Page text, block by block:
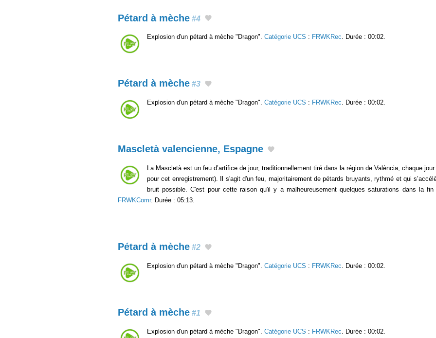
Pétard à mèche #4
Explosion d'un pétard à mèche "Dragon". Catégorie UCS : FRWKRec. Durée : 00:02.
Pétard à mèche #3
Explosion d'un pétard à mèche "Dragon". Catégorie UCS : FRWKRec. Durée : 00:02.
Mascletà valencienne, Espagne
La Mascletà est un feu d’artifice de jour, traditionnellement tiré dans la région de València, chaque
pour cet enregistrement). Il s'agit d'un feu, majoritairement de pétards bruyants, rythmé et qui
bruit possible. C'est pour cette raison qu'il y a malheureusement quelques saturations dans la fin
FRWKComr. Durée : 05:13.
Pétard à mèche #2
Explosion d'un pétard à mèche "Dragon". Catégorie UCS : FRWKRec . Durée : 00:02.
Pétard à mèche #1
Explosion d'un pétard à mèche "Dragon". Catégorie UCS : FRWKRec . Durée : 00:02.